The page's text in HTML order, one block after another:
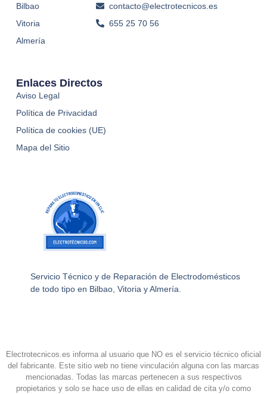
Servicio Técnico y de Reparación de Electrodomésticos
de todo tipo en Bilbao, Vitoria y Almería.
Bilbao
Vitoria
Almería
contacto@electrotecnicos.es
655 25 70 56
Enlaces Directos
Aviso Legal
Política de Privacidad
Política de cookies (UE)
Mapa del Sitio
Electrotecnicos.es informa al usuario que NO es el servicio técnico oficial
del fabricante. Este sitio web no tiene vinculación alguna con las marcas
mencionadas. Todas las marcas pertenecen a sus respectivos
propietarios y solo se hace uso de ellas en calidad de cita y/o como